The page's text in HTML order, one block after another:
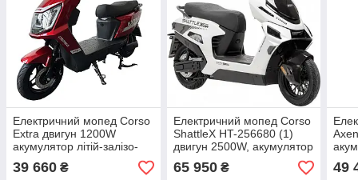
Електричний мопед Corso
Extra двигун 1200W
акумулятор літій-залізо-
фосфатний 64V/30Ah в
коробці
39 660 ₴
Електричний мопед Corso
ShattleX HT-256680 (1)
двигун 2500W, акумулятор
літій-залізо-фосфатний
72V/40Ah
65 950₴ 49